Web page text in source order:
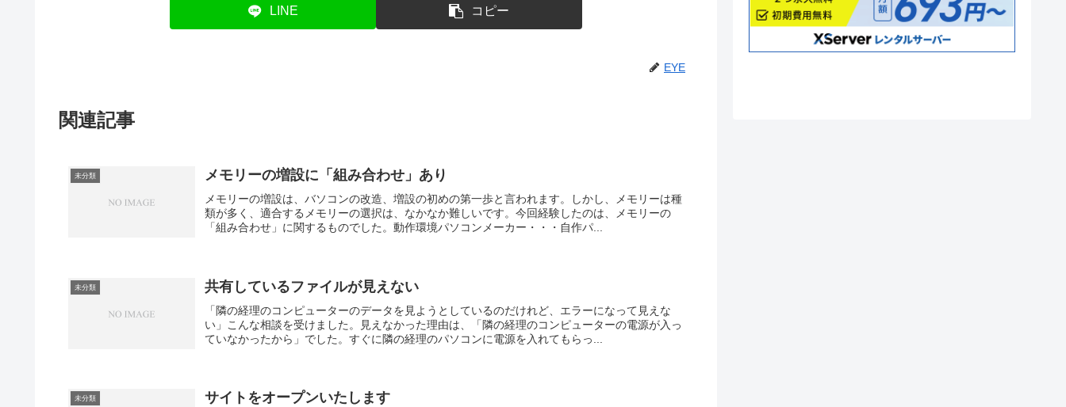
LINE コピー
EYE
関連記事
未分類 メモリーの増設に「組み合わせ」あり
メモリーの増設は、バソコンの改造、増設の初めの第一歩と言われます。しかし、メモリーは種
類が多く、適合するメモリーの選択は、なかなか難しいです。今回経験したのは、メモリーの
「組み合わせ」に関するものでした。動作環境パソコンメーカー・・・自作パ...
未分類 共有しているファイルが見えない
「隣の経理のコンピューターのデータを見ようとしているのだけれど、エラーになって見えな
い」こんな相談を受けました。見えなかった理由は、「隣の経理のコンピューターの電源が入っ
ていなかったから」でした。すぐに隣の経理のパソコンに電源を入れてもらっ...
未分類 サイトをオープンいたします